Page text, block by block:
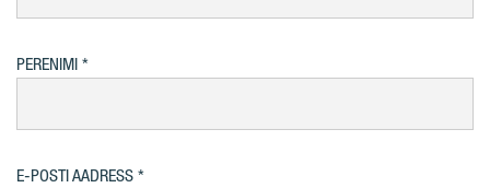
PERENIMI
E-POSTI AADRESS